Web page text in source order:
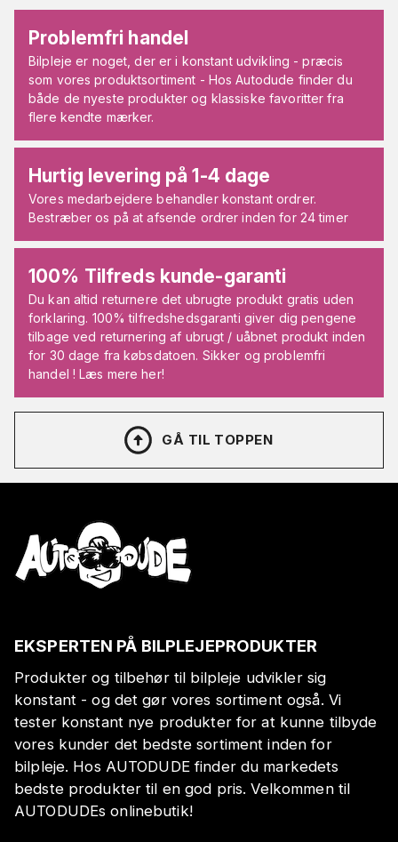
Problemfri handel
Bilpleje er noget, der er i konstant udvikling - præcis
som vores produktsortiment - Hos Autodude finder du
både de nyeste produkter og klassiske favoritter fra
flere kendte mærker.
Hurtig levering på 1-4 dage
Vores medarbejdere behandler konstant ordrer.
Bestræber os på at afsende ordrer inden for 24 timer
100% Tilfreds kunde-garanti
Du kan altid returnere det ubrugte produkt gratis uden
forklaring. 100% tilfredshedsgaranti giver dig pengene
tilbage ved returnering af ubrugt / uåbnet produkt inden
for 30 dage fra købsdatoen. Sikker og problemfri
handel ! Læs mere her!
GÅ TIL TOPPEN
EKSPERTEN PÅ BILPLEJEPRODUKTER
Produkter og tilbehør til bilpleje udvikler sig
konstant - og det gør vores sortiment også. Vi
tester konstant nye produkter for at kunne tilbyde
vores kunder det bedste sortiment inden for
bilpleje. Hos AUTODUDE finder du markedets
bedste produkter til en god pris. Velkommen til
AUTODUDEs onlinebutik!